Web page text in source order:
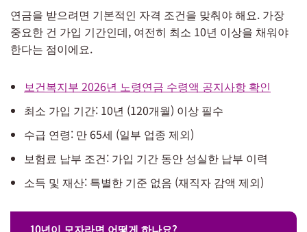
연금을 받으려면 기본적인 자격 조건을 맞춰야 해요. 가장
중요한 건 가입 기간인데, 여전히 최소 10년 이상을 채워야
한다는 점이에요.
보건복지부 2026년 노령연금 수령액 공지사항 확인
최소 가입 기간: 10년 (120개월) 이상 필수
수급 연령: 만 65세 (일부 업종 제외)
보험료 납부 조건: 가입 기간 동안 성실한 납부 이력
소득 및 재산: 특별한 기준 없음 (재직자 감액 제외)
10년이 모자라면 어떻게 하나요?